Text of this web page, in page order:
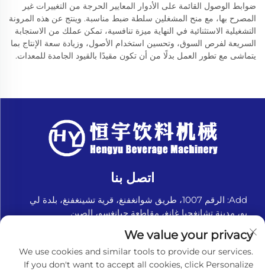
ضوابط الوصول القائمة على الأدوار المعايير الحرجة من التغييرات غير
المصرح بها، مع منح المشغلين سلطة ضبط مناسبة. وينتج عن هذه المرونة
التشغيلية الاستثنائية في النهاية ميزة تنافسية، تمكن عملك من الاستجابة
السريعة لفرص السوق، وتحسين استخدام الأصول، وزيادة سعة الإنتاج بما
يتماشى مع تطور العمل بدلًا من أن تكون مقيدًا بالقيود الجامدة للمعدات.
اتصل بنا
Add: الرقم 1007، طريق شوانغفنغ، قرية تشينغفنغ، بلدة لي
يو، مدينة تشانغجيا غانغ، مقاطعة جيانغسو، الصين
هاتف:+8618151580069
البريد الإلكتروني: [email protected]
We value your privacy
We use cookies and similar tools to provide our services.
If you don't want to accept all cookies, click Personalize